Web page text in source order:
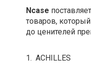
Ncase
товаров,
до ценителей
1. ACHILLES